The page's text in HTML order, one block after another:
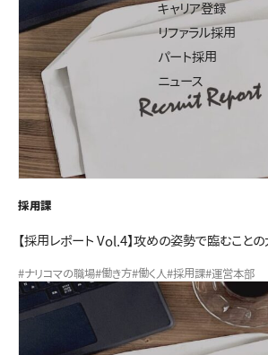
キャリア登録
リファラル採用
パート採用
ニュース
採用課
【採用レポート Vol.4】攻めの姿勢で臨むこと
#ナリコマの職場#働き方#働く人#採用課#運営本部